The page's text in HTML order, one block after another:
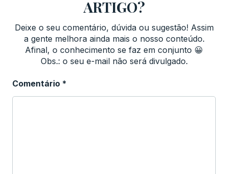
ARTIGO?
Deixe o seu comentário, dúvida ou sugestão! Assim
a gente melhora ainda mais o nosso conteúdo.
Afinal, o conhecimento se faz em conjunto 😀
Obs.: o seu e-mail não será divulgado.
Comentário *